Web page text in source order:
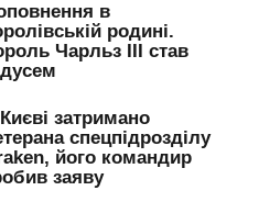
в
родині.
Чарльз III став
затримано
спецпідрозділу
його командир
заяву